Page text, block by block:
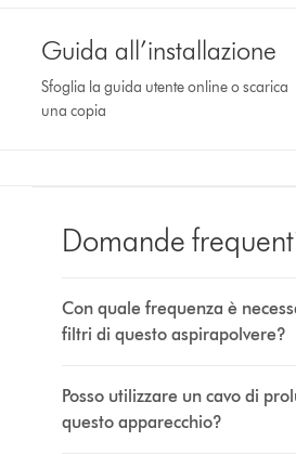
Guida all’installazione
Sfoglia la guida utente online o scarica
una copia
Domande
Con quale frequenza è
filtri di questo aspirapolvere?
Posso utilizzare un cavo di
questo apparecchio?